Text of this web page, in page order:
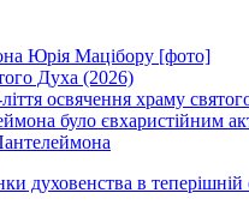
Юрія Мацібору [фото]
Духа (2026)
освячення храму
було євхаристійним
в теперішній